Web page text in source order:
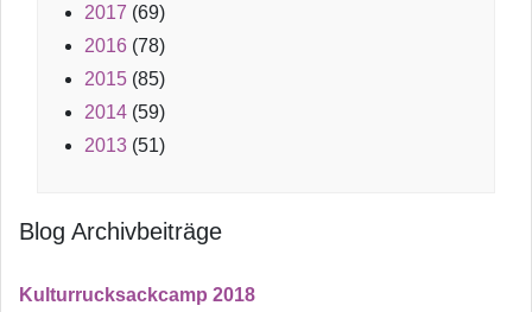
2017 (69)
2016 (78)
2015 (85)
2014 (59)
2013 (51)
Blog Archivbeiträge
Kulturrucksackcamp 2018